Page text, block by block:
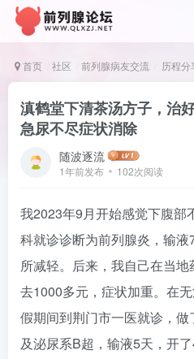
首页 社区 前列腺病友交流 历程分
滇鹤堂下清茶汤方子，治
急尿不尽症状消除
随波逐流
1年前发布 102次阅读
我2023年9月开始感觉下腹部
科就诊诊断为前列腺炎，输
所减轻。后来，我自己在当
去1000多元，症状加重。在
假期间到荆门市一医就诊，
及泌尿系B超，输液5天，开